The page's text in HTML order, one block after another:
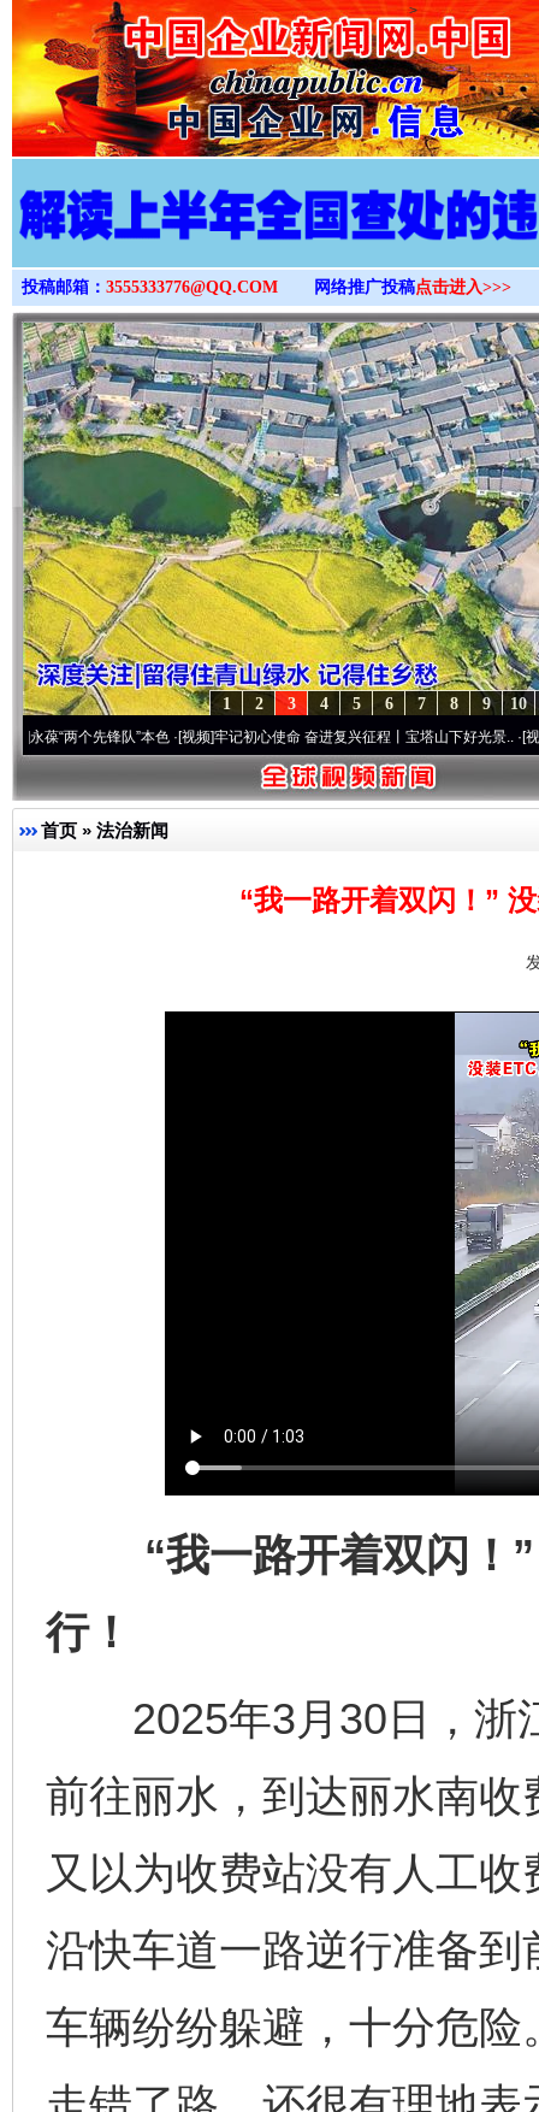
>
投稿邮箱： 3555333776@QQ.COM 网络推广投稿点击进入>>>
10
9
8
7
6
5
4
3
2
1
个先锋队”本色·[视频]牢记初心使命 奋进复兴征程丨宝塔山下好光景..·[视频]因党而
首页 » 法治新闻
“我一路开着双闪！”
“我一路开着双闪！”
行！
2025年3月30日，浙
前往丽水，到达丽水南
又以为收费站没有人工
沿快车道一路逆行准备
车辆纷纷躲避，十分危